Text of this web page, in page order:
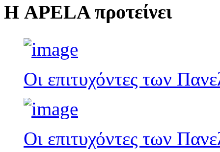
Η APELA προτείνει
Οι επιτυχόντες των
Οι επιτυχόντες των